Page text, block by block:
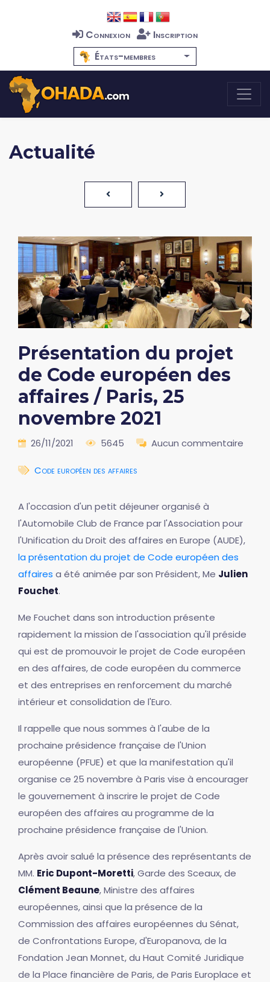
Connexion
Inscription
États-membres
Actualité
Présentation du projet
de Code européen des
affaires / Paris, 25
novembre 2021
26/11/2021 5645 Aucun commentaire
Code européen des affaires
A l'occasion d'un petit déjeuner organisé à
l'Automobile Club de France par l'Association pour
l'Unification du Droit des affaires en Europe (AUDE),
la présentation du projet de Code européen des
affaires a été animée par son Président, Me Julien
Fouchet.
Me Fouchet dans son introduction présente
rapidement la mission de l'association qu'il préside
qui est de promouvoir le projet de Code européen
en des affaires, de code européen du commerce
et des entreprises en renforcement du marché
intérieur et consolidation de l'Euro.
Il rappelle que nous sommes à l'aube de la
prochaine présidence française de l'Union
européenne (PFUE) et que la manifestation qu'il
organise ce 25 novembre à Paris vise à encourager
le gouvernement à inscrire le projet de Code
européen des affaires au programme de la
prochaine présidence française de l'Union.
Après avoir salué la présence des représentants de
MM. Eric Dupont-Moretti, Garde des Sceaux, de
Clément Beaune, Ministre des affaires
européennes, ainsi que la présence de la
Commission des affaires européennes du Sénat,
de Confrontations Europe, d'Europanova, de la
Fondation Jean Monnet, du Haut Comité Juridique
de la Place financière de Paris, de Paris Europlace et